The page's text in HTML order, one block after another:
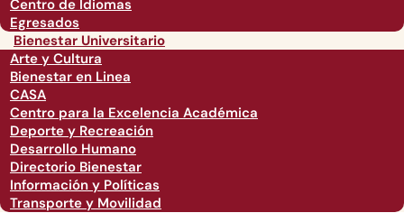
Centro de Idiomas
Egresados
Bienestar Universitario
Arte y Cultura
Bienestar en Linea
CASA
Centro para la Excelencia Académica
Deporte y Recreación
Desarrollo Humano
Directorio Bienestar
Información y Políticas
Transporte y Movilidad